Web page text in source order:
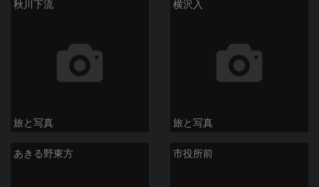
秋川下流
旅と写真
横沢入
旅と写真
あきる野東方 市役所前